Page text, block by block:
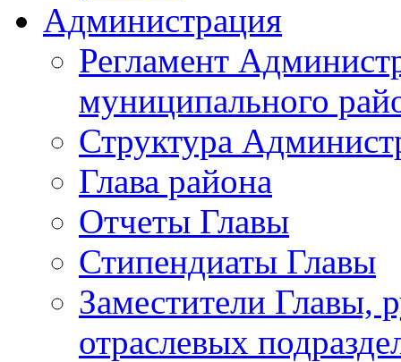
Администрация
Регламент
муниципального
Структура
Глава района
Отчеты Главы
Стипендиаты Главы
Заместители Главы,
отраслевых